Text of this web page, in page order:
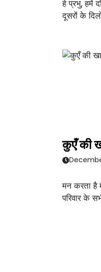
हे प्रभु, हमें
दूसरों के
कुएँ की
मन करता है
परिवार के